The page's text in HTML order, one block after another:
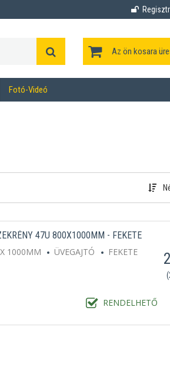
Az ön kosara
Fotó-Videó
47U 800X1000MM - FEKETE
1000MM ÜVEGAJTÓ FEKETE
RENDELHETŐ